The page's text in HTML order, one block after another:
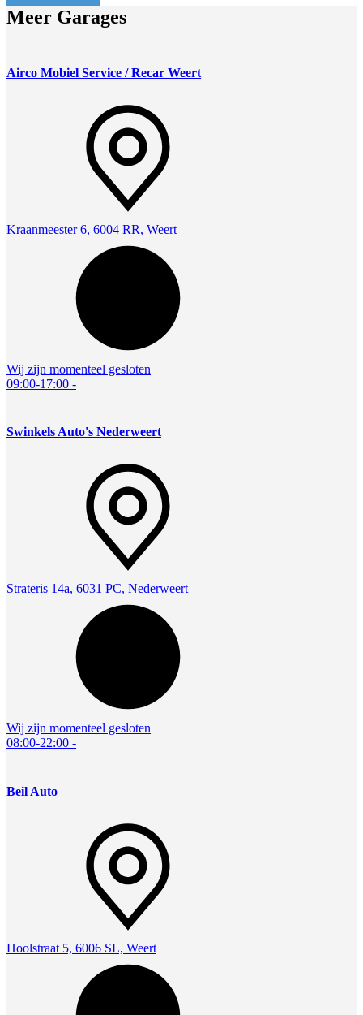
Meer Garages
Airco Mobiel Service / Recar Weert
Kraanmeester 6, 6004 RR, Weert
Wij zijn momenteel gesloten
09:00-17:00 -
Swinkels Auto's Nederweert
Strateris 14a, 6031 PC, Nederweert
Wij zijn momenteel gesloten
08:00-22:00 -
Beil Auto
Hoolstraat 5, 6006 SL, Weert